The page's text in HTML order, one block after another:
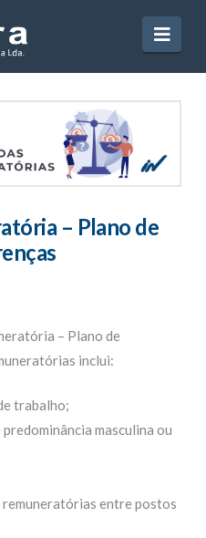
– Plano de
– Plano de
inclui:
trabalho;
masculina ou
entre postos